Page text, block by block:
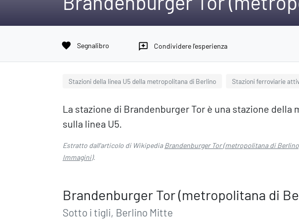
favorite Segnalibro reviews Condividere l'esperienza
Stazioni della linea U5 della metropolitana di Berlino Stazioni ferroviarie
La stazione di Brandenburger Tor è una stazione della
sulla linea U5.
Estratto dall'articolo di WikipediaBrandenburger Tor (metropolitana di
Immagini).
Brandenburger Tor (metropolitana di
Sotto i tigli, Berlino Mitte